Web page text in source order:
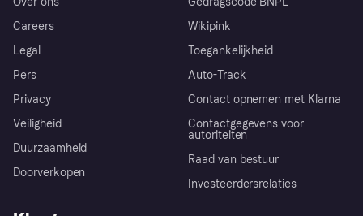
Careers
Legal
Pers
Privacy
Veiligheid
Duurzaamheid
Doorverkopen
Wikipink
Toegankelijkheid
Auto-Track
Contact opnemen met Klarna
Contactgegevens voor
autoriteiten
Raad van bestuur
Investeerdersrelaties